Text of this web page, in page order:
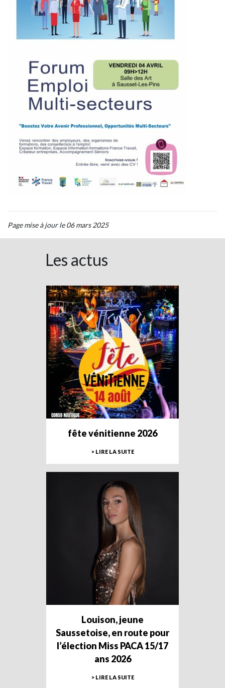
Page mise à jour le 06 mars 2025
Les actus
fête vénitienne 2026
> LIRE LA SUITE
Louison, jeune
Saussetoise, en route pour
l’élection Miss PACA 15/17
ans 2026
> LIRE LA SUITE